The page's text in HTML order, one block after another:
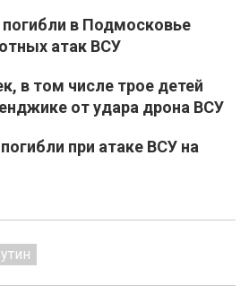
в Подмосковье
атак ВСУ
в том числе трое детей
от удара дрона ВСУ
при атаке ВСУ на